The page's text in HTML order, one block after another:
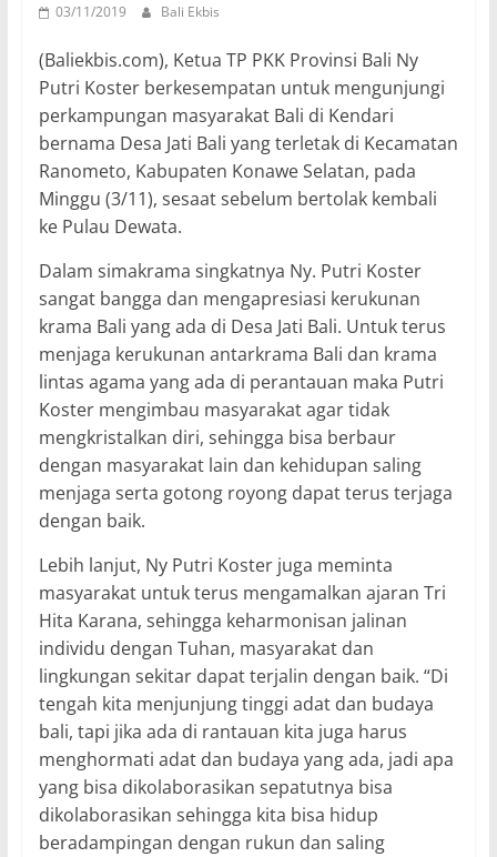
03/11/2019 Bali Ekbis
(Baliekbis.com), Ketua TP PKK Provinsi Bali Ny
Putri Koster berkesempatan untuk mengunjungi
perkampungan masyarakat Bali di Kendari
bernama Desa Jati Bali yang terletak di Kecamatan
Ranometo, Kabupaten Konawe Selatan, pada
Minggu (3/11), sesaat sebelum bertolak kembali
ke Pulau Dewata.
Dalam simakrama singkatnya Ny. Putri Koster
sangat bangga dan mengapresiasi kerukunan
krama Bali yang ada di Desa Jati Bali. Untuk terus
menjaga kerukunan antarkrama Bali dan krama
lintas agama yang ada di perantauan maka Putri
Koster mengimbau masyarakat agar tidak
mengkristalkan diri, sehingga bisa berbaur
dengan masyarakat lain dan kehidupan saling
menjaga serta gotong royong dapat terus terjaga
dengan baik.
Lebih lanjut, Ny Putri Koster juga meminta
masyarakat untuk terus mengamalkan ajaran Tri
Hita Karana, sehingga keharmonisan jalinan
individu dengan Tuhan, masyarakat dan
lingkungan sekitar dapat terjalin dengan baik. “Di
tengah kita menjunjung tinggi adat dan budaya
bali, tapi jika ada di rantauan kita juga harus
menghormati adat dan budaya yang ada, jadi apa
yang bisa dikolaborasikan sepatutnya bisa
dikolaborasikan sehingga kita bisa hidup
beradampingan dengan rukun dan saling